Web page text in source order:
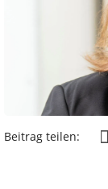
Beitrag teilen: